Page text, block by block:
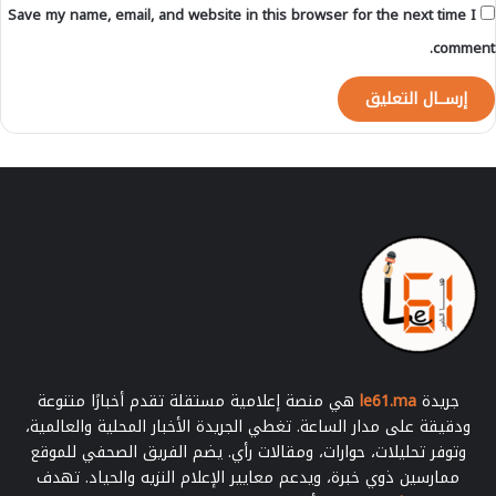
ة
…
ل
ب
ر
Save my name, email, and website in this browser for the next time I
comment.
جريدةle61.ma هي منصة إعلامية مستقلة تقدم أخبارًا متنوعة
ودقيقة على مدار الساعة. تغطي الجريدة الأخبار المحلية والعالمية،
وتوفر تحليلات، حوارات، ومقالات رأي. يضم الفريق الصحفي للموقع
ممارسين ذوي خبرة، ويدعم معايير الإعلام النزيه والحياد. تهدف